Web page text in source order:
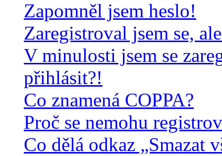
Zapomněl jsem heslo!
Zaregistroval jsem se,
V minulosti jsem se
přihlásit?!
Co znamená COPPA?
Proč se nemohu
Co dělá odkaz „Smazat